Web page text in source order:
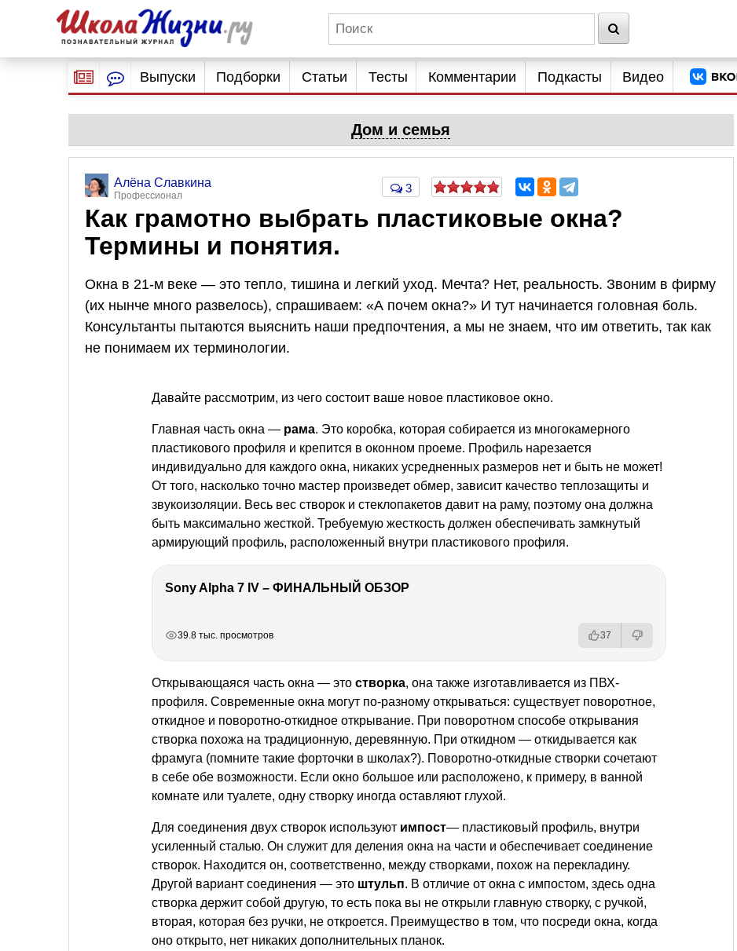
Выпуски Подборки Статьи Тесты Комментарии Подкасты Видео
Дом и семья
Алёна Славкина
Профессионал
3
Как грамотно выбрать пластиковые окна?
Термины и понятия.
Окна в 21-м веке — это тепло, тишина и легкий уход. Мечта? Нет, реальность. Звоним в фирму
(их нынче много развелось), спрашиваем: «А почем окна?» И тут начинается головная боль.
Консультанты пытаются выяснить наши предпочтения, а мы не знаем, что им ответить, так как
не понимаем их терминологии.
Давайте рассмотрим, из чего состоит ваше новое пластиковое окно.
Главная часть окна — рама. Это коробка, которая собирается из многокамерного
пластикового профиля и крепится в оконном проеме. Профиль нарезается
индивидуально для каждого окна, никаких усредненных размеров нет и быть не может!
От того, насколько точно мастер произведет обмер, зависит качество теплозащиты и
звукоизоляции. Весь вес створок и стеклопакетов давит на раму, поэтому она должна
быть максимально жесткой. Требуемую жесткость должен обеспечивать замкнутый
армирующий профиль, расположенный внутри пластикового профиля.
Sony Alpha 7 IV – ФИНАЛЬНЫЙ ОБЗОР
39.8 тыс. просмотров 37
Открывающаяся часть окна — это створка, она также изготавливается из ПВХ-
профиля. Современные окна могут по-разному открываться: существует поворотное,
откидное и поворотно-откидное открывание. При поворотном способе открывания
створка похожа на традиционную, деревянную. При откидном — откидывается как
фрамуга (помните такие форточки в школах?). Поворотно-откидные створки сочетают
в себе обе возможности. Если окно большое или расположено, к примеру, в ванной
комнате или туалете, одну створку иногда оставляют глухой.
Для соединения двух створок используют импост— пластиковый профиль, внутри
усиленный сталью. Он служит для деления окна на части и обеспечивает соединение
створок. Находится он, соответственно, между створками, похож на перекладину.
Другой вариант соединения — это штульп. В отличие от окна с импостом, здесь одна
створка держит собой другую, то есть пока вы не открыли главную створку, с ручкой,
вторая, которая без ручки, не откроется. Преимущество в том, что посреди окна, когда
оно открыто, нет никаких дополнительных планок.